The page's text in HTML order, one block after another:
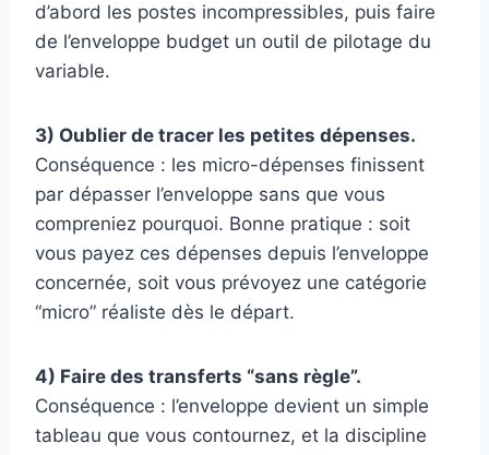
d’abord les postes incompressibles, puis faire
de l’enveloppe budget un outil de pilotage du
variable.
3) Oublier de tracer les petites dépenses.
Conséquence : les micro-dépenses finissent
par dépasser l’enveloppe sans que vous
compreniez pourquoi. Bonne pratique : soit
vous payez ces dépenses depuis l’enveloppe
concernée, soit vous prévoyez une catégorie
“micro” réaliste dès le départ.
4) Faire des transferts “sans règle”.
Conséquence : l’enveloppe devient un simple
tableau que vous contournez, et la discipline